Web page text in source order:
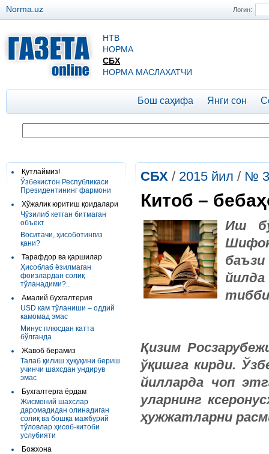
Логин:
Norma.uz
НТВ
НОРМА
СБХ
НОРМА МАСЛАХАТЧИ
Бош саҳифа Янги сон
Қутлаймиз!
Ўзбекистон Республикаси
Президентининг фармони
Хўжалик юритиш қоидалари
Чўзилиб кетган битмаган
объект
Воситачи, ҳисоботингиз
қани?
Тарафдор ва қаршилар
Ҳисоблаб ёзилмаган
фоизлардан солиқ
тўланадими?..
Амалий бухгалтерия
USD кам тўланиши – оддий
камомад эмас
Минус плюсдан катта
бўлганда
Жавоб берамиз
Талаб қилиш ҳуқуқини бериш
учинчи шахсдан ундирув
эмас
Бухгалтерга ёрдам
Жисмоний шахслар
даромадидан олинадиган
солиқ ва бошқа мажбурий
тўловлар ҳисоб-китоби
услубияти
Божхона
СБХ / 2015 йил / №
Китоб –
Иш
Қизим
ўқишга кирди.
йилларда чоп
уларнинг
ҳужжатларни